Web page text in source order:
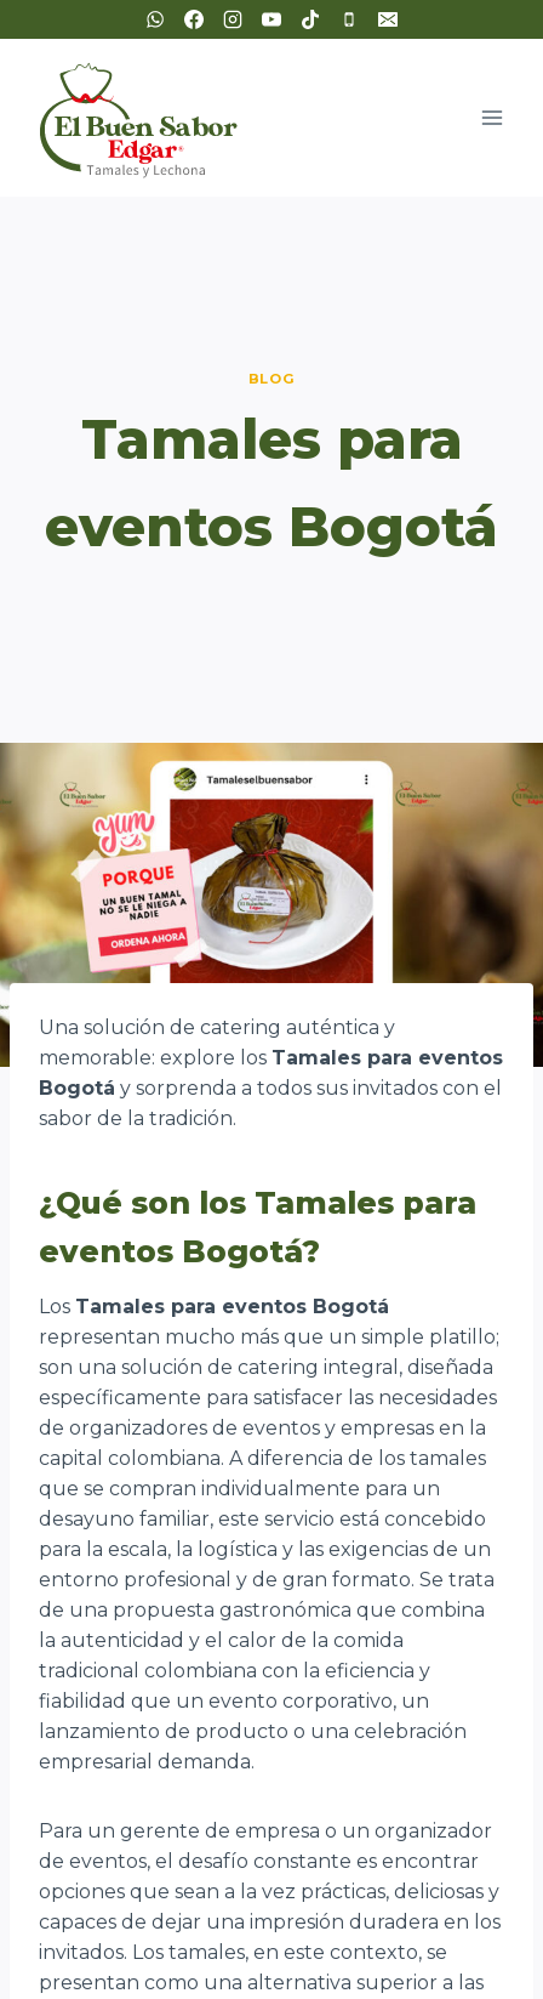
al
contenido
BLOG
Tamales para
eventos Bogotá
Una solución de catering auténtica y
memorable: explore los Tamales para eventos
Bogotá y sorprenda a todos sus invitados con el
sabor de la tradición.
¿Qué son los Tamales para
eventos Bogotá?
Los Tamales para eventos Bogotá
representan mucho más que un simple platillo;
son una solución de catering integral, diseñada
específicamente para satisfacer las necesidades
de organizadores de eventos y empresas en la
capital colombiana. A diferencia de los tamales
que se compran individualmente para un
desayuno familiar, este servicio está concebido
para la escala, la logística y las exigencias de un
entorno profesional y de gran formato. Se trata
de una propuesta gastronómica que combina
la autenticidad y el calor de la comida
tradicional colombiana con la eficiencia y
fiabilidad que un evento corporativo, un
lanzamiento de producto o una celebración
empresarial demanda.
Para un gerente de empresa o un organizador
de eventos, el desafío constante es encontrar
opciones que sean a la vez prácticas, deliciosas y
capaces de dejar una impresión duradera en los
invitados. Los tamales, en este contexto, se
presentan como una alternativa superior a las